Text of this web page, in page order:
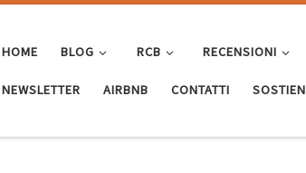
HOME BLOG RCB RECENSIONI
NEWSLETTER AIRBNB CONTATTI